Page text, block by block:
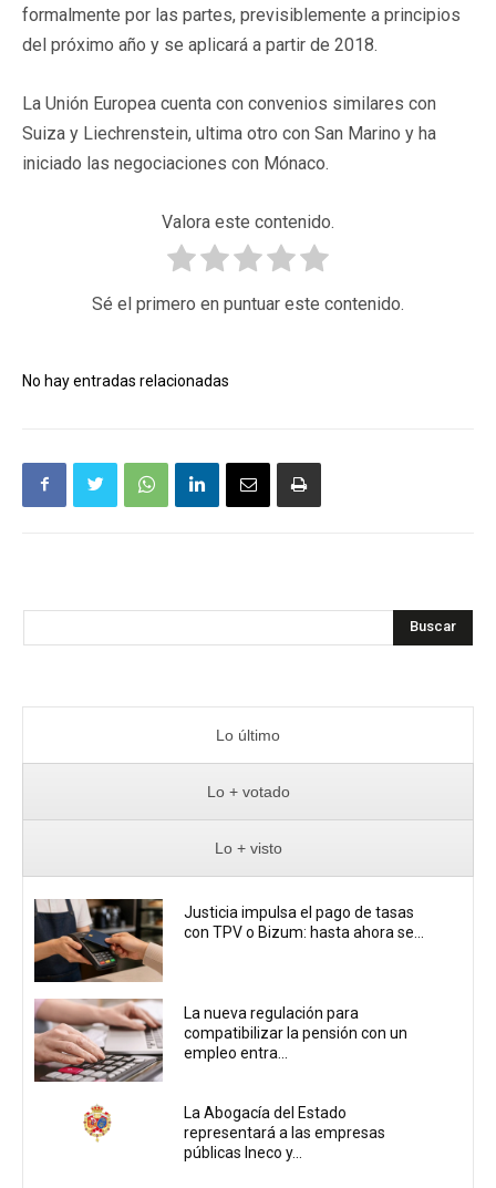
formalmente por las partes, previsiblemente a principios
del próximo año y se aplicará a partir de 2018.
La Unión Europea cuenta con convenios similares con
Suiza y Liechrenstein, ultima otro con San Marino y ha
iniciado las negociaciones con Mónaco.
Valora este contenido.
Sé el primero en puntuar este contenido.
No hay entradas relacionadas
Buscar
Lo último
Lo + votado
Lo + visto
Justicia impulsa el pago de tasas
con TPV o Bizum: hasta ahora se...
La nueva regulación para
compatibilizar la pensión con un
empleo entra...
La Abogacía del Estado
representará a las empresas
públicas Ineco y...